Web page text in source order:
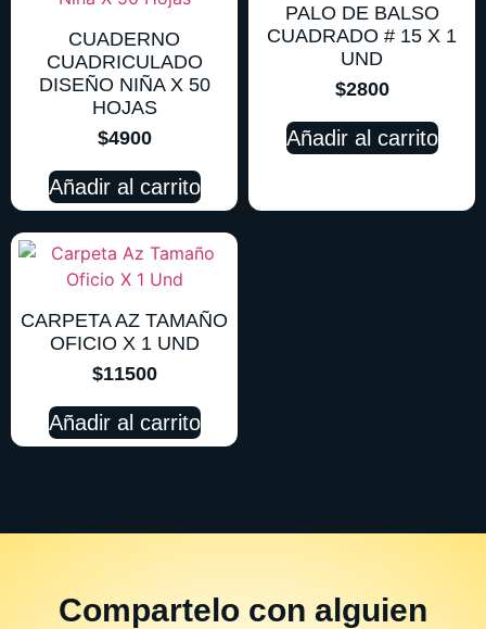
CUADERNO
CUADRICULADO
DISEÑO NIÑA X 50
HOJAS
$4900
Añadir al carrito
PALO DE BALSO
CUADRADO # 15 X 1
UND
$2800
Añadir al carrito
CARPETA AZ TAMAÑO
OFICIO X 1 UND
$11500
Añadir al carrito
Compartelo con alguien